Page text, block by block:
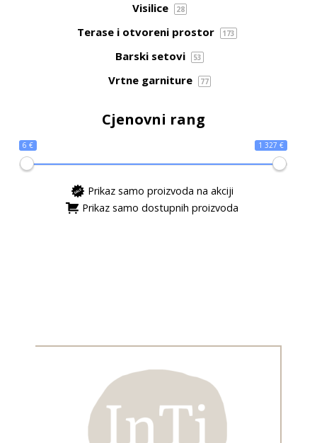
Visilice 28
Terase i otvoreni prostor 173
Barski setovi 53
Vrtne garniture 77
Cjenovni rang
6 € 1 327 €
Prikaz samo proizvoda na akciji
Prikaz samo dostupnih proizvoda